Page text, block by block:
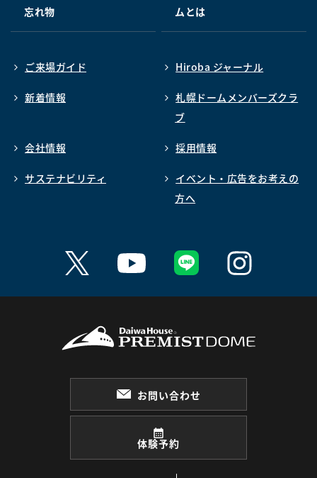
忘れ物
ムとは
ご来場ガイド Hiroba ジャーナル
新着情報
札幌ドームメンバーズクラ
ブ
会社情報 採用情報
サステナビリティ
イベント・広告をお考えの
方へ
お問い合わせ
体験予約